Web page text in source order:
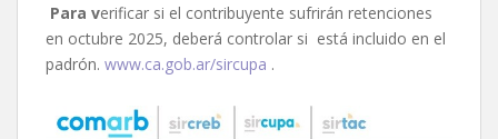
Para verificar si el contribuyente sufrirán retenciones
en octubre 2025, deberá controlar si está incluido en el
padrón. www.ca.gob.ar/sircupa .